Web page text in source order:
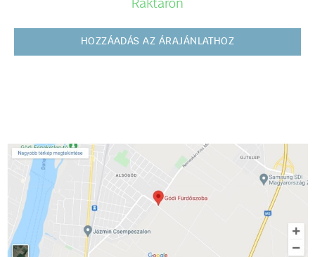
Raktáron
HOZZÁADÁS AZ ÁRAJÁNLATHOZ